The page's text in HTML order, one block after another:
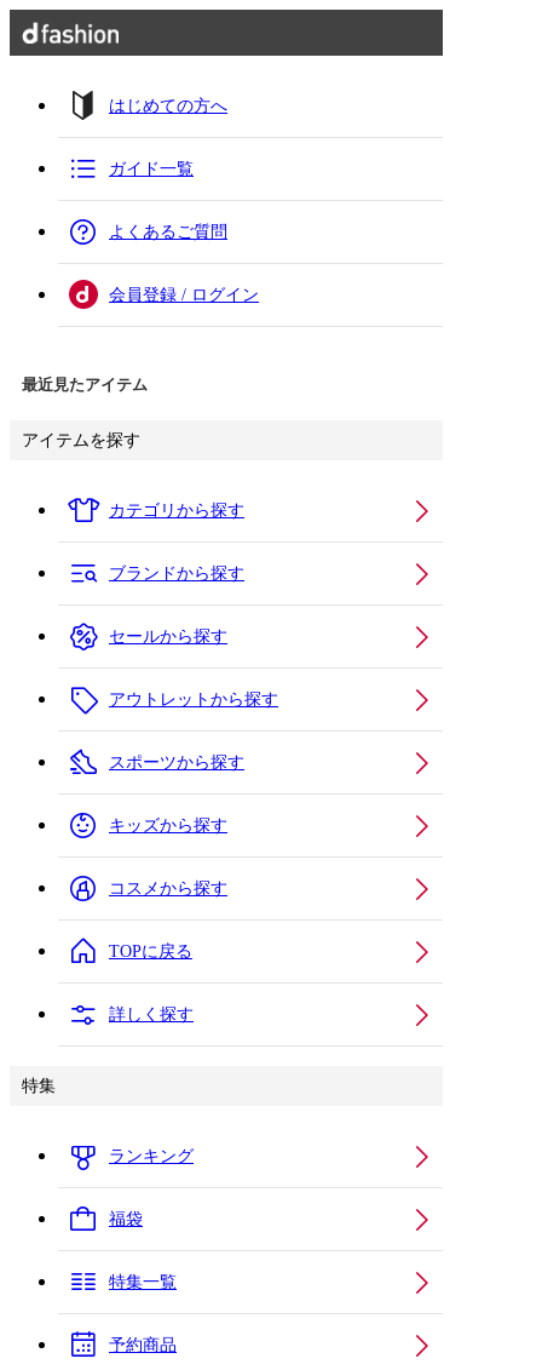
はじめての方へ
ガイド一覧
よくあるご質問
会員登録 / ログイン
最近見たアイテム
アイテムを探す
カテゴリから探す
ブランドから探す
セールから探す
アウトレットから探す
スポーツから探す
キッズから探す
コスメから探す
TOPに戻る
詳しく探す
特集
ランキング
福袋
特集一覧
予約商品